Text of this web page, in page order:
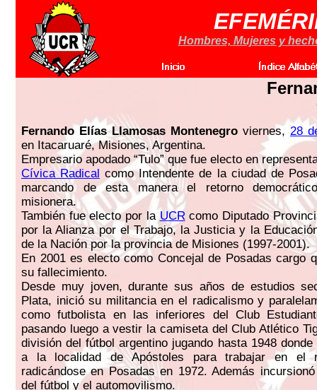
Hombres, Mujeres y
Fernando Elías Llamosas Montenegro viernes, 28
en Itacaruaré, Misiones, Argentina.
Empresario apodado “Tulo” que fue electo en
Cívica Radical como Intendente de la ciudad de
marcando de esta manera el retorno
misionera.
También fue electo por laUCRcomo Diputado
por la Alianza por el Trabajo, la Justicia y la
de la Nación por la provincia de Misiones (1997-2001).
En 2001 es electo como Concejal de Posadas cargo
su fallecimiento.
Desde muy joven, durante sus años de estudios
Plata, inició su militancia en el radicalismo y
como futbolista en las inferiores del Club
pasando luego a vestir la camiseta del Club Atlético
división del fútbol argentino jugando hasta 1948
a la localidad de Apóstoles para trabajar en el
radicándose en Posadas en 1972. Además
del fútbol y el automovilismo.